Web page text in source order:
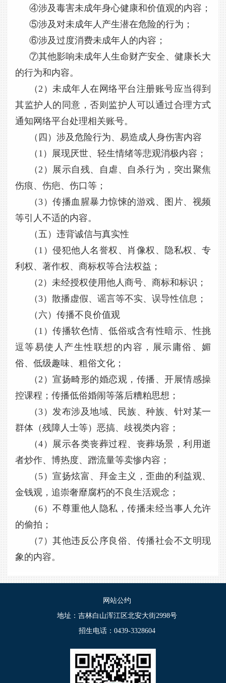
④涉及毒害未成年身心健康和价值观的内容；
⑤涉及对未成年人产生潜在危险的行为；
⑥涉及过度消费未成年人的内容；
⑦其他影响未成年人生命财产安全、健康长大
的行为和内容。
（2）未成年人在网络平台注册账号应当得到
其监护人的同意，否则监护人可以通过合理方式
通知网络平台处理相关账号。
（四）涉及危险行为、易造成人身伤害内容
（1）展现厌世、轻生情绪等悲观消极内容；
（2）展示自残、自虐、自杀行为，突出聚焦
伤痕、伤疤、伤口等；
（3）传播血腥暴力惊悚的游戏、图片、视频
等引人不适的内容。
（五）违背诚信与真实性
（1）侵犯他人名誉权、肖像权、隐私权、专
利权、著作权、商标权等合法权益；
（2）未经授权使用他人商号、商标和标识；
（3）散播虚假、谣言等不实、误导性信息；
（六）传播不良价值观
（1）传播软色情、低俗或含有性暗示、性挑
逗等易使人产生性联想的内容，展示庸俗、媚
俗、低级趣味、粗俗文化；
（2）宣扬畸形的婚恋观，传播、开展情感操
控课程；传播低俗婚闹等落后糟粕思想；
（3）发布涉及地域、民族、种族、针对某一
群体（残障人士等）恶搞、歧视类内容；
（4）展示各类丧葬过程、丧葬场景，利用逝
者炒作、博热度、蹭流量等卖惨内容；
（5）宣扬炫富、拜金主义，歪曲的利益观、
金钱观，追崇奢靡腐朽的不良生活观念；
（6）不尊重他人隐私，传播未经当事人允许
的偷拍；
（7）其他违反公序良俗、传播社会不文明现
象的内容。
网站公约
地址：吉林白山浑江区北安大街2998号
招生电话：0439-3328604